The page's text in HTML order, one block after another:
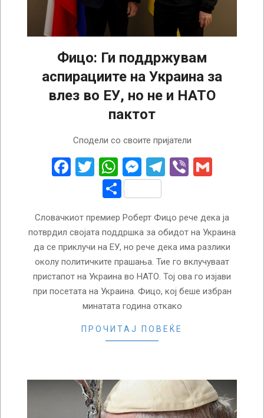
Фицо: Ги поддржувам
аспирациите на Украина за
влез во ЕУ, но не и НАТО
пактот
Сподели со своите пријатели
Facebook
Twitter
WhatsApp
Messenger
Telegram
Viber
Share
Словачкиот премиер Роберт Фицо рече дека ја
потврдил својата поддршка за обидот на Украина
да се приклучи на ЕУ, но рече дека има разлики
околу политичките прашања. Тие го вклучуваат
пристапот на Украина во НАТО. Тој ова го изјави
при посетата на Украина. Фицо, кој беше избран
минатата година откако
ПРОЧИТАЈ ПОВЕЌЕ